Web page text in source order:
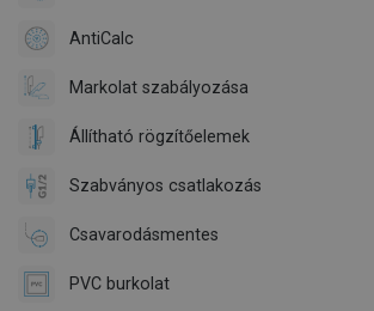
AntiCalc
Markolat szabályozása
Állítható rögzítőelemek
Szabványos csatlakozás
Csavarodásmentes
PVC burkolat